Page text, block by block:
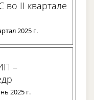
II квартале
2025 г.
–
2025 г.